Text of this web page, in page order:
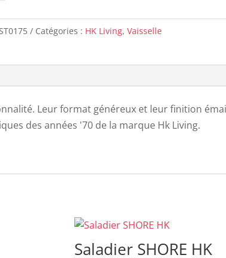
Catégories : HK Living, Vaisselle
Leur format généreux et leur finition
des années '70 de la marque Hk Living.
Saladier SHORE HK